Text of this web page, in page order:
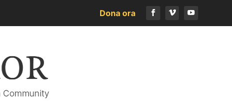
Dona ora